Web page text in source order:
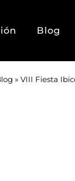
Blog
»VIII Fiesta